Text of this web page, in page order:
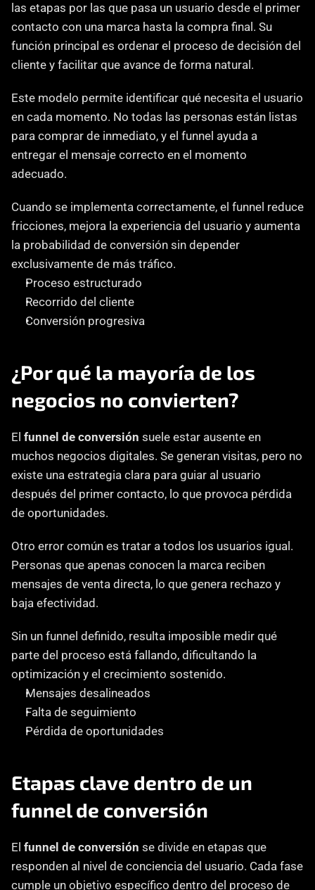
las etapas por las que pasa un usuario desde el primer
contacto con una marca hasta la compra final. Su
función principal es ordenar el proceso de decisión del
cliente y facilitar que avance de forma natural.
Este modelo permite identificar qué necesita el usuario
en cada momento. No todas las personas están listas
para comprar de inmediato, y el funnel ayuda a
entregar el mensaje correcto en el momento
adecuado.
Cuando se implementa correctamente, el funnel reduce
fricciones, mejora la experiencia del usuario y aumenta
la probabilidad de conversión sin depender
exclusivamente de más tráfico.
Proceso estructurado
Recorrido del cliente
Conversión progresiva
¿Por qué la mayoría de los
negocios no convierten?
El funnel de conversión suele estar ausente en
muchos negocios digitales. Se generan visitas, pero no
existe una estrategia clara para guiar al usuario
después del primer contacto, lo que provoca pérdida
de oportunidades.
Otro error común es tratar a todos los usuarios igual.
Personas que apenas conocen la marca reciben
mensajes de venta directa, lo que genera rechazo y
baja efectividad.
Sin un funnel definido, resulta imposible medir qué
parte del proceso está fallando, dificultando la
optimización y el crecimiento sostenido.
Mensajes desalineados
Falta de seguimiento
Pérdida de oportunidades
Etapas clave dentro de un
funnel de conversión
El funnel de conversión se divide en etapas que
responden al nivel de conciencia del usuario. Cada fase
cumple un objetivo específico dentro del proceso de